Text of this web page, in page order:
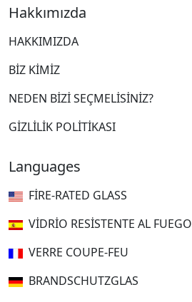
Hakkımızda
HAKKIMIZDA
BIZ KIMIZ
NEDEN BIZI SEÇMELISINIZ?
GIZLILIK POLITIKASI
Languages
FIRE-RATED GLASS
VIDRIO RESISTENTE AL FUEGO
VERRE COUPE-FEU
BRANDSCHUTZGLAS